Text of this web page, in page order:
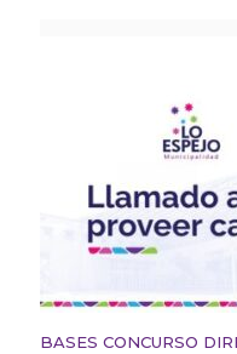
BASES CONCURSO